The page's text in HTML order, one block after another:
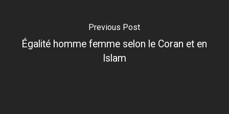
Previous Post
Égalité homme femme selon le Coran et en
Islam